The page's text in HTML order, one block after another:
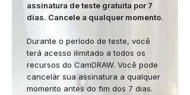
assinatura de teste gratuita por 7
dias. Cancele a qualquer momento.
Durante o período de teste, você
terá acesso ilimitado a todos os
recursos do CamDRAW. Você pode
cancelar sua assinatura a qualquer
momento antes do fim dos 7 dias.